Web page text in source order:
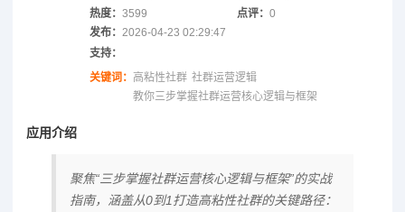
热度： 3599 点评：0
发布： 2026-04-23 02:29:47
支持：
关键词： 高粘性社群 社群运营逻辑
教你三步掌握社群运营核心逻辑与框架
应用介绍
聚焦“三步掌握社群运营核心逻辑与框架”的实战
指南，涵盖从0到1打造高粘性社群的关键路径：